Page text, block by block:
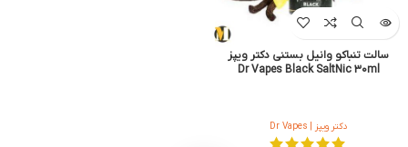
سالت تنباکو وانیل بستنی دکتر ویپز
Dr Vapes Black SaltNic 30ml
دکتر ویپز | Dr Vapes